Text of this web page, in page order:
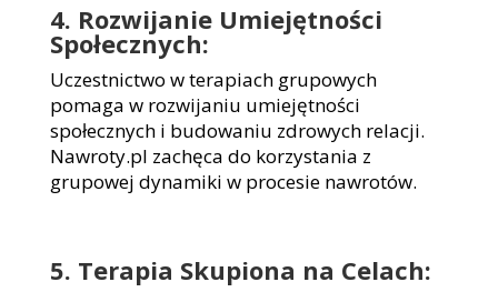
4. Rozwijanie Umiejętności
Społecznych:
Uczestnictwo w terapiach grupowych
pomaga w rozwijaniu umiejętności
społecznych i budowaniu zdrowych relacji.
Nawroty.pl zachęca do korzystania z
grupowej dynamiki w procesie nawrotów.
5. Terapia Skupiona na Celach: